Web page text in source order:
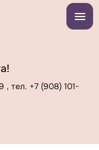
, тел. +7 (908) 101-